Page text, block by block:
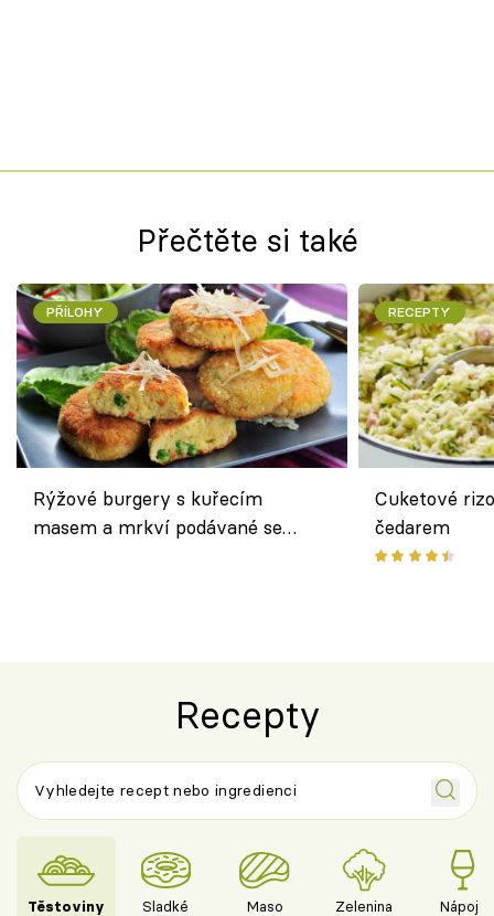
Přečtěte si také
PŘÍLOHY
Rýžové burgery s kuřecím
masem a mrkví podávané se
RECEPTY
Cuketové
čedarem
Recepty
Těstoviny Sladké Maso Zelenina Nápoje